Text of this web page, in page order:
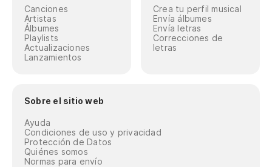
Canciones
Artistas
Álbumes
Playlists
Actualizaciones
Lanzamientos
Crea tu perfil musical
Envía álbumes
Envía letras
Correcciones de
letras
Sobre el sitio web
Ayuda
Condiciones de uso y privacidad
Protección de Datos
Quiénes somos
Normas para envío